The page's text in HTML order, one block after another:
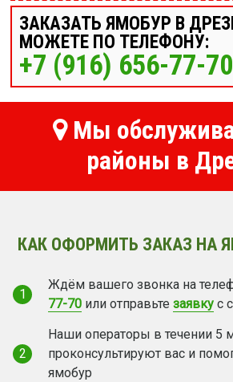
ЗАКАЗАТЬ ЯМОБУР В
МОЖЕТЕ ПО ТЕЛЕФОНУ:
+7 (916) 656-77-70
Мы
районы в
КАК ОФОРМИТЬ ЗАКАЗ НА
1
Ждём вашего звонка на
77-70 или отправьте заявку с
2
Наши операторы в течении 5
проконсультируют вас и
ямобур